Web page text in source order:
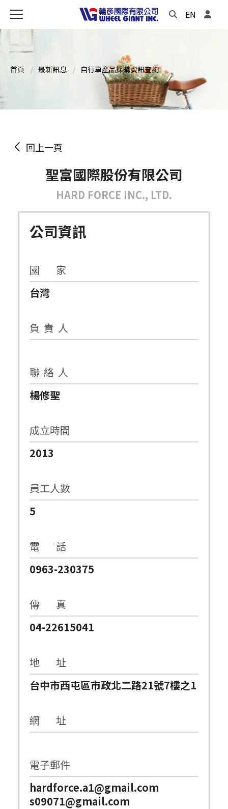
EN
首頁 最新訊息 自行車產品採購資訊查詢
回上一頁
聖富國際股份有限公司
HARD FORCE INC., LTD.
公司資訊
國 家
台灣
負 責 人
聯 絡 人
楊修聖
成立時間
2013
員工人數
5
電 話
0963-230375
傳 真
04-22615041
地 址
台中市西屯區市政北二路21號7樓之1
網 址
電子郵件
hardforce.a1@gmail.com
s09071@gmail.com